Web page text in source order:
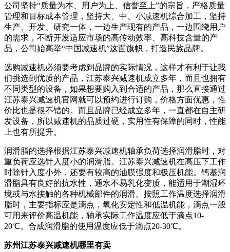
公司坚持“质量为本、用户为上、信誉至上”的宗旨，严格质量
管理和目标成本管理，坚持大、中、小减速机综合加工，坚持
生产、开发、研究一体，一边生产现有的产品，一边围绕用户
的需求，不断开发适应市场的高传动效率、高科技含量的产
品，公司始高举“中国减速机”这面旗帜，打造民族品牌。
选购减速机必须要考虑到品牌的实际情况，这样才有利于让我
们挑选到优质的产品，江苏泰兴减速机成立多年，而且也拥有
不同类型的设备，如果想要购入到合适的产品，那么直接通过
江苏泰兴减速机官网就可以预约进行订购，价格方面优惠，性
价比也是很不错的。而且品牌已经成立多年，一直都在自主研
发设备，所以减速机的品质过硬，实用性有保障的同时，性能
上也有所提升。
润滑脂的选择根据江苏泰兴减速机轴承负荷选择润滑脂时，对
重负荷应选针入度小的润滑脂。江苏泰兴减速机在高压下工作
时除针入度小外，还要有较高的油膜强度和极压机能。钙基润
滑脂具有良好的抗水性，通水不易乳化变质，能适用于潮湿环
境或与水接触的各种机械部件的润滑。按照工作温度选择润滑
脂时，主要指标应是滴点，氧化安定性和低温机能，滴点一般
可用来评价高温机能，轴承实际工作温度应低于滴点10-
20℃。合成润滑脂的使用温度应低于滴点20-30℃。
苏州江苏泰兴减速机哪里有卖